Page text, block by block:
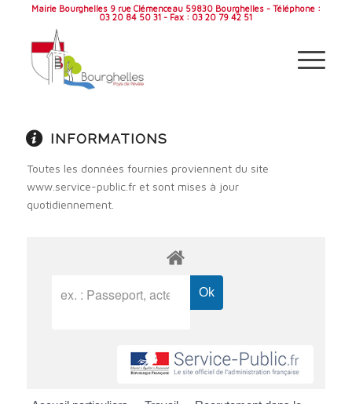
Mairie Bourghelles 9 rue Clémenceau 59830 Bourghelles - Téléphone :
03 20 84 50 31 - Fax : 03 20 79 42 51
INFORMATIONS
Toutes les données fournies proviennent du site
www.service-public.fr et sont mises à jour
quotidiennement.